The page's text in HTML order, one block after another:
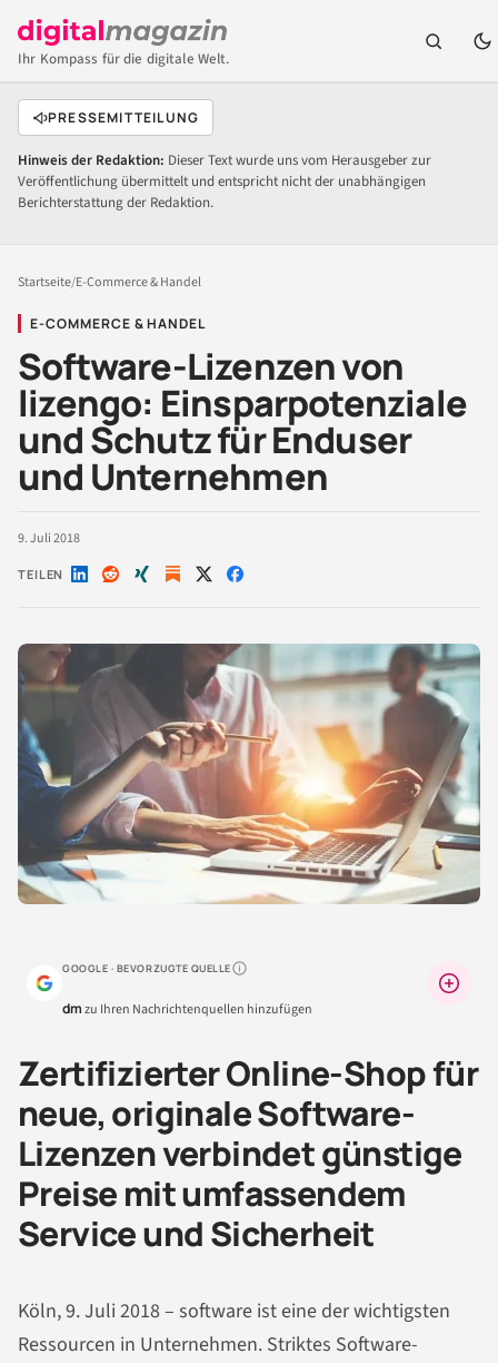
Ihr Kompass für die digitale Welt.
PRESSEMITTEILUNG
Hinweis der Redaktion: Dieser Text wurde uns vom Herausgeber zur
Veröffentlichung übermittelt und entspricht nicht der unabhängigen
Berichterstattung der Redaktion.
Startseite/E-Commerce & Handel
E-COMMERCE & HANDEL
Software-Lizenzen von
lizengo: Einsparpotenziale
und Schutz für Enduser
und Unternehmen
9. Juli 2018
TEILEN Auf Auf Auf Auf Auf
GOOGLE · BEVORZUGTE QUELLEWarum lohnt sich das?
dmzu Ihren Nachrichtenquellen hinzufügen
Zertifizierter Online-Shop für
neue, originale Software-
Lizenzen verbindet günstige
Preise mit umfassendem
Service und Sicherheit
Köln, 9. Juli 2018 – software ist eine der wichtigsten
Ressourcen in Unternehmen. Striktes Software-